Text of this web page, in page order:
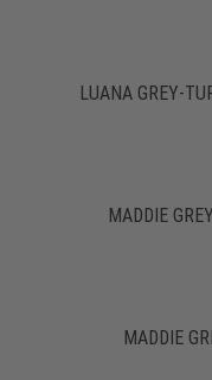
LUANA GREY-
MADDIE
MADDIE